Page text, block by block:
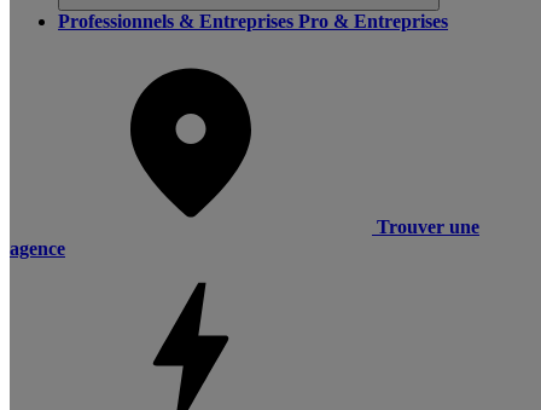
Professionnels & Entreprises Pro & Entreprises
Trouver une
agence